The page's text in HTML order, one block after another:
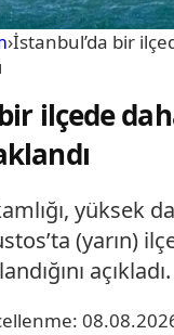
›İstanbul’da bir
ilçede
yüksek
(yarın)
açıkladı.